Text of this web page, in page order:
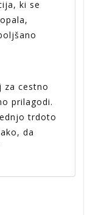
ki se
za cestno
prilagodi.
trdoto
da